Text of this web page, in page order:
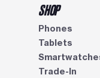
SHOP
Phones
Tablets
Trade-In